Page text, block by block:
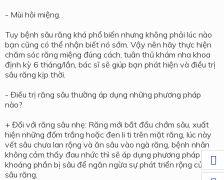
- Mùi hôi miệng.
Tuy bệnh sâu răng khá phổ biến nhưng không phải lúc nào
bạn cũng có thể nhận biết nó sớm. Vậy nên hãy thực hiện
chăm sóc răng miệng đúng cách, tuân thủ khám nha khoa
định kỳ 6 tháng/lần, bác sĩ sẽ giúp bạn phát hiện và điều trị
sâu răng kịp thời.
- Điều trị răng sâu thường áp dụng những phương pháp
nào?
+ Đối với răng sâu nhẹ: Răng mới bắt đầu chớm sâu, xuất
hiện những đốm trắng hoặc đen li ti trên mặt răng, lúc này
vết sâu chưa lan rộng và ăn sâu vào ngà răng, bệnh nhân
không cảm thấy đau nhức thì sẽ áp dụng phương pháp tái
khoáng phần bị sâu để ngăn ngừa sự phát triển rộng của
sâu răng.